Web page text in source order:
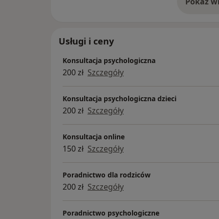
Jestem członkiem Polskiego Towarzystwa
Borze, Szkole Podstawowej, Poradni
stażu w Instytucie Terapii Poznawczo -
o
Usługi i ceny
Konsultacja psychologiczna
200 zł Szczegóły
Konsultacja psychologiczna dzieci
200 zł Szczegóły
Konsultacja online
150 zł Szczegóły
Poradnictwo dla rodziców
200 zł Szczegóły
Poradnictwo psychologiczne